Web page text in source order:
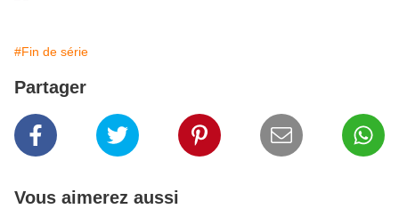
#Fin de série
Partager
Vous aimerez aussi